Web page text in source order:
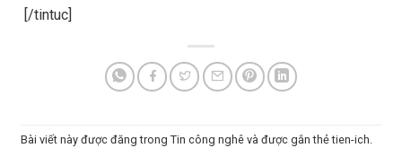
[/tintuc]
Bài viết này được đăng trong Tin công nghê và được gắn thẻtien-ich.